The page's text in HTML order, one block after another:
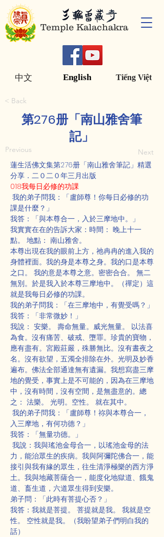
Temple Kalachakra
English Tiếng Việt
中文
< Back
第276册「南山雅舍筆
記」
Previous Next
蓮生活佛文集第276册「南山雅舍筆記」精選
分享．二０二０年三月出版
018我每日必修的功課
我的弟子問我：「盧師尊！你每日必修的功
課是什麼？」
我答：「與本尊合一，入於三摩地中。」
我實實在在的告訴大家：時間： 晚上十一
點。 地點： 南山雅舍。
本尊出現在我的眼前上方，祂冉冉的進入我的
身體裡面。我的身是本尊之身。我的口是本尊
之口。 我的意是本尊之意。密密合合。 無二
無別。於是我入於本尊三摩地中。（禪定）這
就是我每日必修的功課。
我的弟子問我：「在三摩地中，有覺受嗎？」
我答：「非常微妙！」
我說： 安樂。 壽命無量。威光無量。 以法喜
為食。沒有痛苦、破戒、墮罪。珍貴的寶物，
應有盡有。宮殿莊嚴，殊勝無比。沒有晝夜之
名。沒有欲望，五濁全排除在外。光明及妙香
遍布。佛法全部通達無有遺漏。我想寫盡三摩
地的覺受，事實上是不可能的，因為在三摩地
中，沒有時間，沒有空間，是無盡意的。總
之： 法樂。 光明。空性。 就在其中。
我的弟子問我：「盧師尊！祢與本尊合一，
入三摩地，有何功德？」
我答：「無量功德。」
我說：我與瑤池金母合一，以瑤池金母的法
力，能治眾生的疾病。我與阿彌陀佛合一，能
接引與我有緣的眾生，往生清淨極樂的西方淨
土。我與地藏菩薩合一，能度化地獄道、餓鬼
道、畜生道，六道眾生得到安樂。
弟子問：「此時有菩提心否？」
我答：我就是菩提。 菩提就是我。 我就是空
性。 空性就是我。（我盼望弟子們明白我的
話）